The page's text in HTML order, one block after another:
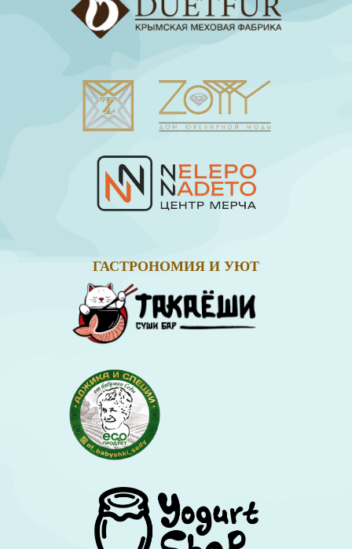
ГАСТРОНОМИЯ И УЮТ